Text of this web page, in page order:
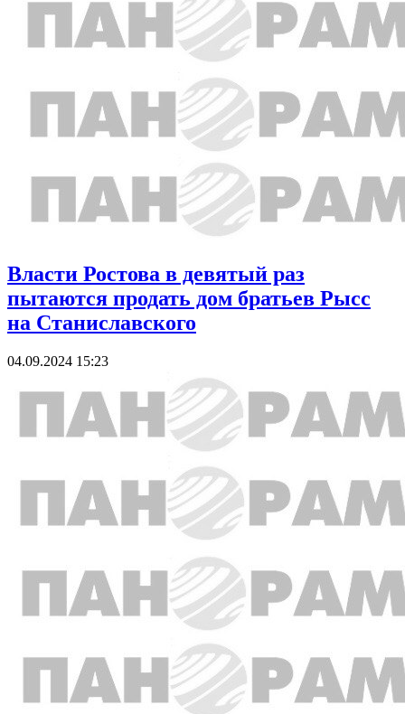
Власти Ростова в девятый раз
пытаются продать дом братьев Рысс
на Станиславского
04.09.2024 15:23